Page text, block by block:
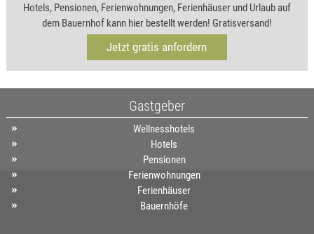
Hotels, Pensionen, Ferienwohnungen, Ferienhäuser und Urlaub auf
dem Bauernhof kann hier bestellt werden! Gratisversand!
Jetzt gratis anfordern
Gastgeber
Wellnesshotels
Hotels
Pensionen
Ferienwohnungen
Ferienhäuser
Bauernhöfe